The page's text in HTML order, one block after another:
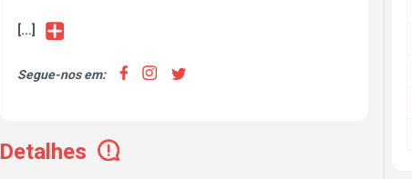
[...]
Segue-nos em:
Detalhes